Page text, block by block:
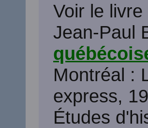
Voir le
Jean-Paul
Montréal :
express,
Études